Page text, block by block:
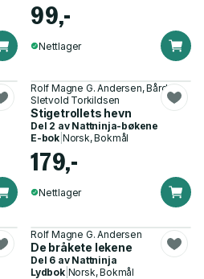
99,-
Nettlager
Rolf Magne G. Andersen, Bård
Sletvold Torkildsen
Stigetrollets hevn
Del 2 av Nattninja-bøkene
E-bok Norsk, Bokmål
179,-
Nettlager
Rolf Magne G. Andersen
De bråkete lekene
Del 6 av Nattninja
Lydbok| Norsk, Bokmål